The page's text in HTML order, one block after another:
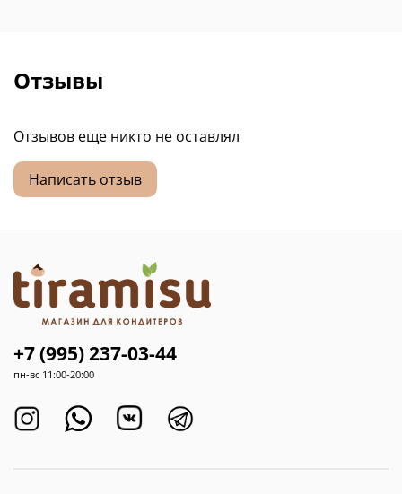
Отзывы
Отзывов еще никто не оставлял
Написать отзыв
+7 (995) 237-03-44
пн-вс 11:00-20:00